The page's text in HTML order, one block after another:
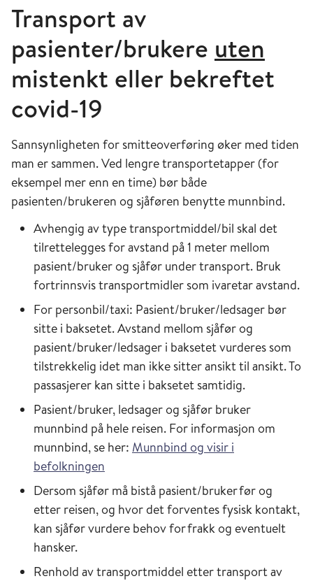
Transport av
pasienter/brukere uten
mistenkt eller bekreftet
covid-19
Sannsynligheten for smitteoverføring øker med tiden
man er sammen. Ved lengre transportetapper (for
eksempel mer enn en time) bør både
pasienten/brukeren og sjåføren benytte munnbind.
Avhengig av type transportmiddel/bil skal det
tilrettelegges for avstand på 1 meter mellom
pasient/bruker og sjåfør under transport. Bruk
fortrinnsvis transportmidler som ivaretar avstand.
For personbil/taxi: Pasient/bruker/ledsager bør
sitte i baksetet. Avstand mellom sjåfør og
pasient/bruker/ledsager i baksetet vurderes som
tilstrekkelig idet man ikke sitter ansikt til ansikt. To
passasjerer kan sitte i baksetet samtidig.
Pasient/bruker, ledsager og sjåfør bruker
munnbind på hele reisen. For informasjon om
munnbind, se her: Munnbind og visir i
befolkningen
Dersom sjåfør må bistå pasient/bruker før og
etter reisen, og hvor det forventes fysisk kontakt,
kan sjåfør vurdere behov for frakk og eventuelt
hansker.
Renhold av transportmiddel etter transport av